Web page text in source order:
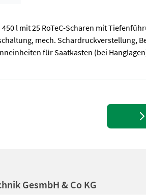
l mit 25 RoTeC-Scharen mit
mech. Schardruckverstellung,
für Saatkasten (bei
l mit 25 RoTeC-Scharen mit
GesmbH & Co KG